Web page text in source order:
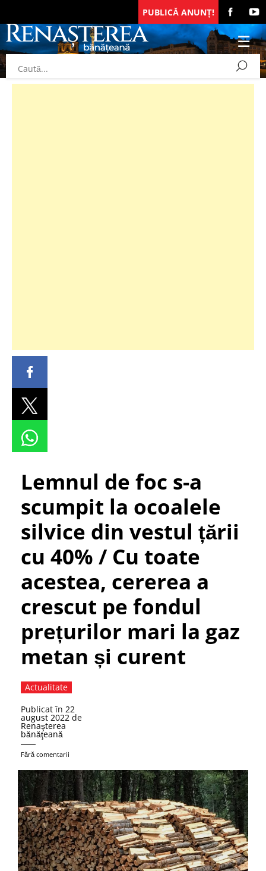
PUBLICĂ ANUNȚ!
Lemnul de foc s-a
scumpit la ocoalele
silvice din vestul țării
cu 40% / Cu toate
acestea, cererea a
crescut pe fondul
prețurilor mari la gaz
metan și curent
Actualitate
Publicat în 22
august 2022 de
Renaşterea
bănăţeană
Fără comentarii